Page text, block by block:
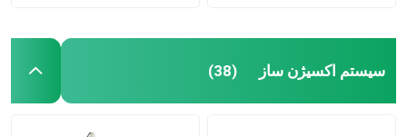
سیستم اکسیژن ساز (38)